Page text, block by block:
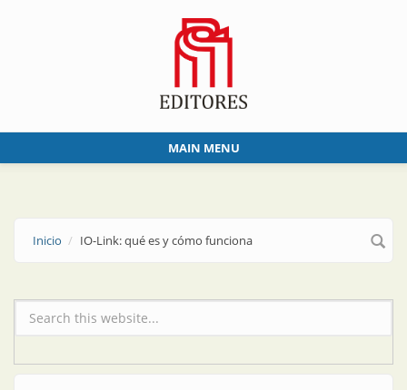
MAIN MENU
Inicio IO-Link: qué es y cómo funciona
Formulario de búsqueda